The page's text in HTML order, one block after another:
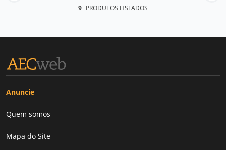
9 PRODUTOS LISTADOS
Anuncie
Quem somos
Mapa do Site